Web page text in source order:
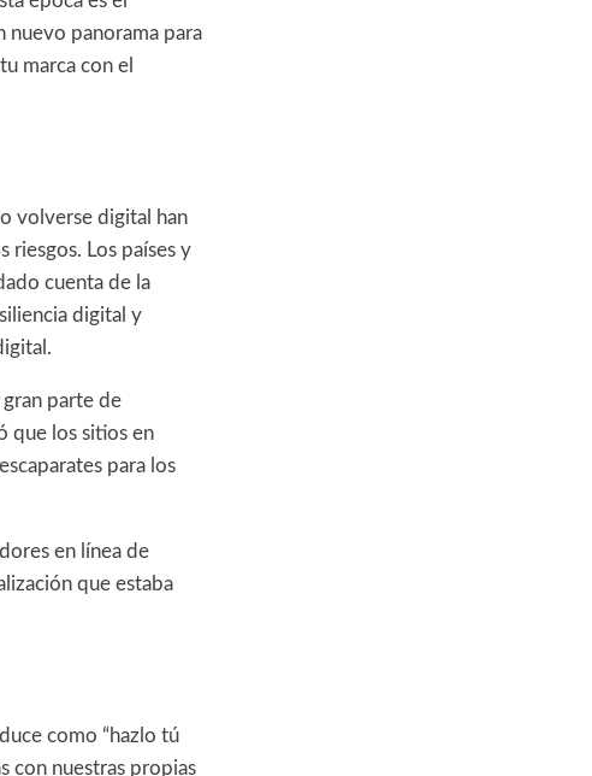
nuevo panorama para
marca con el
volverse digital han
riesgos. Los países y
cuenta de la
digital y
gran parte de
que los sitios en
para los
en línea de
que estaba
como “hazlo tú
con nuestras propias